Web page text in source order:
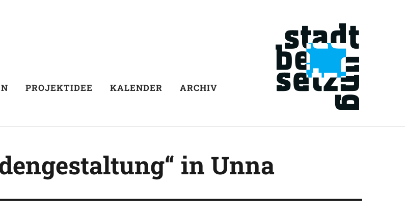
PROJEKTIDEE KALENDER ARCHIV
in Unna